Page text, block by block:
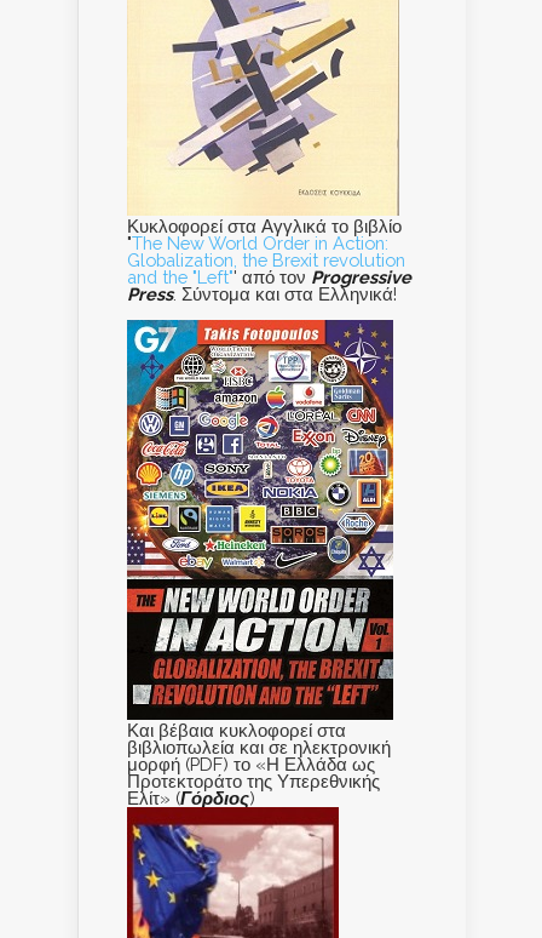
Κυκλοφορεί στα Αγγλικά το βιβλίο
"The New World Order in Action:
Globalization, the Brexit revolution
and the "Left"' από τον Progressive
Press. Σύντομα και στα Ελληνικά!
Και βέβαια κυκλοφορεί στα
βιβλιοπωλεία και σε ηλεκτρονική
μορφή (PDF) το «Η Ελλάδα ως
Προτεκτοράτο της Υπερεθνικής
Ελίτ» (Γόρδιος)